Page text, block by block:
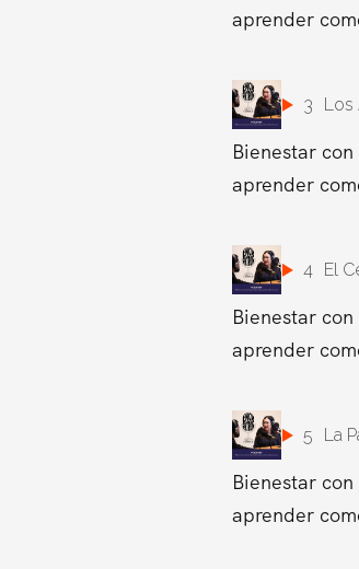
aprender
3 Los
Bienestar
aprender
4 El
Bienestar
aprender
5 La
Bienestar
aprender